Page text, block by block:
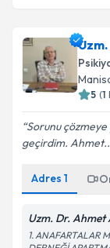
5 (1
Sorunu çözmeye
geçirdim.
Adres 1
Uzm. Dr. Ahmet
1. ANAFARTALAR